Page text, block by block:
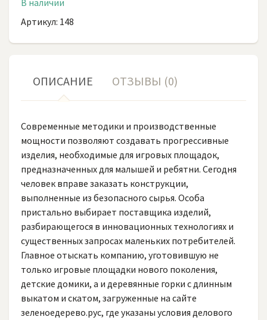
В наличии
Артикул: 148
ОПИСАНИЕ ОТЗЫВЫ (0)
Современные методики и производственные
мощности позволяют создавать прогрессивные
изделия, необходимые для игровых площадок,
предназначенных для малышей и ребятни. Сегодня
человек вправе заказать конструкции,
выполненные из безопасного сырья. Особа
пристально выбирает поставщика изделий,
разбирающегося в инновационных технологиях и
существенных запросах маленьких потребителей.
Главное отыскать компанию, уготовившую не
только игровые площадки нового поколения,
детские домики, а и деревянные горки с длинным
выкатом и скатом, загруженные на сайте
зеленоедерево.рус, где указаны условия делового